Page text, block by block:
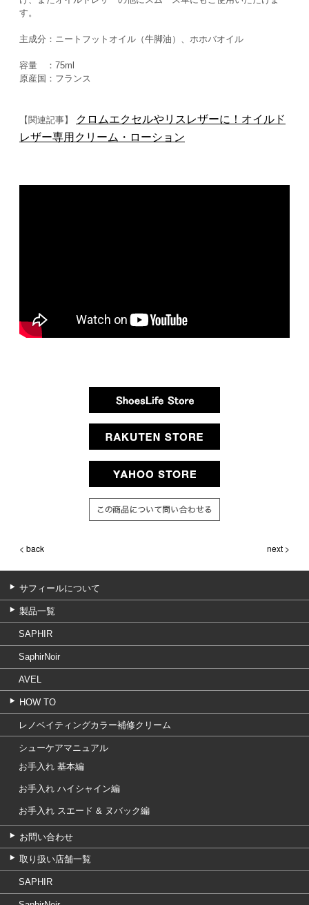
す。
主成分：ニートフットオイル（牛脚油）、ホホバオイル
容量 ：75ml
原産国：フランス
【関連記事】
クロムエクセルやリスレザーに！オイルド
レザー専用クリーム・ローション
< back next >
サフィールについて
製品一覧
SAPHIR
SaphirNoir
AVEL
HOW TO
レノベイティングカラー補修クリーム
シューケアマニュアル
お手入れ 基本編
お手入れ ハイシャイン編
お手入れ スエード & ヌバック編
お問い合わせ
取り扱い店舗一覧
SAPHIR